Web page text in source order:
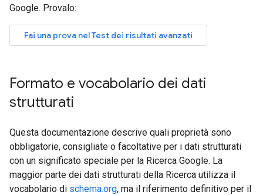
Google. Provalo:
Formato e vocabolario dei dati
strutturati
Questa documentazione descrive quali proprietà sono
obbligatorie, consigliate o facoltative per i dati strutturati
con un significato speciale per la Ricerca Google. La
maggior parte dei dati strutturati della Ricerca utilizza il
vocabolario di schema.org, ma il riferimento definitivo per il